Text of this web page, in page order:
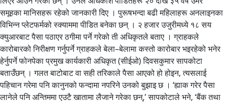
समूहका मानिसहरू रहेको जानकारी दिए । पुरूषभन्दा बढी महिलाहरू अनलाइनका
विभिन्न प्लेटफर्मको स्क्याममा पीडित बनेका छन् । २ हजार उजुरीमध्ये १८ सय
क्युआरबाट पैसा पठाएर ठगीमा पर्ने गरेको ती अधिकृतले बताए । ग्राहकले
कारोबारको निरीक्षण गर्नुपर्ने ग्राहकले बेला–बेलामा कस्तो कारोबार भइरहेको भनेर
हेर्नुपर्ने फोनपेका प्रमुख कार्यकारी अधिकृत (सीईओ) दिवसकुमार सापकोटा
बताउँछन् । गलत बाटोबाट वा सही तरिकाले पैसा आएको हो होइन, त्यसलाई
पहिचान गरेमा पनि कानुनको फन्दामा नपरिने उनको बुझाइ छ । ‘ह्याक गरेर पैसा
लानेले पनि अन्तिममा एउटै खातामा लैजाने गरेका छन्,’ सापकोटाले भने, ‘बैंक तथा